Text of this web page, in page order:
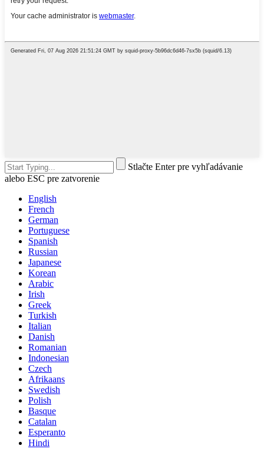
Stlačte Enter pre vyhľadávanie
alebo ESC pre zatvorenie
English
French
German
Portuguese
Spanish
Russian
Japanese
Korean
Arabic
Irish
Greek
Turkish
Italian
Danish
Romanian
Indonesian
Czech
Afrikaans
Swedish
Polish
Basque
Catalan
Esperanto
Hindi